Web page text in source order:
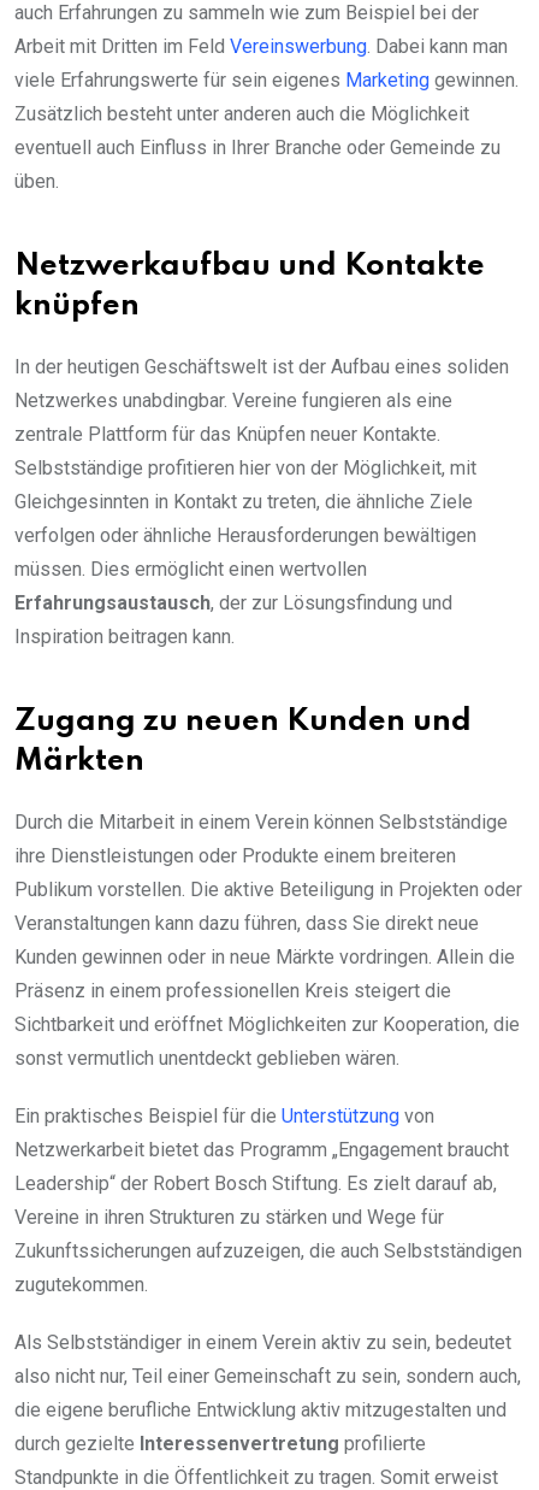
auch Erfahrungen zu sammeln wie zum Beispiel bei der
Arbeit mit Dritten im Feld Vereinswerbung. Dabei kann man
viele Erfahrungswerte für sein eigenes Marketing gewinnen.
Zusätzlich besteht unter anderen auch die Möglichkeit
eventuell auch Einfluss in Ihrer Branche oder Gemeinde zu
üben.
Netzwerkaufbau und Kontakte
knüpfen
In der heutigen Geschäftswelt ist der Aufbau eines soliden
Netzwerkes unabdingbar. Vereine fungieren als eine
zentrale Plattform für das Knüpfen neuer Kontakte.
Selbstständige profitieren hier von der Möglichkeit, mit
Gleichgesinnten in Kontakt zu treten, die ähnliche Ziele
verfolgen oder ähnliche Herausforderungen bewältigen
müssen. Dies ermöglicht einen wertvollen
Erfahrungsaustausch, der zur Lösungsfindung und
Inspiration beitragen kann.
Zugang zu neuen Kunden und
Märkten
Durch die Mitarbeit in einem Verein können Selbstständige
ihre Dienstleistungen oder Produkte einem breiteren
Publikum vorstellen. Die aktive Beteiligung in Projekten oder
Veranstaltungen kann dazu führen, dass Sie direkt neue
Kunden gewinnen oder in neue Märkte vordringen. Allein die
Präsenz in einem professionellen Kreis steigert die
Sichtbarkeit und eröffnet Möglichkeiten zur Kooperation, die
sonst vermutlich unentdeckt geblieben wären.
Ein praktisches Beispiel für die Unterstützung von
Netzwerkarbeit bietet das Programm „Engagement braucht
Leadership“ der Robert Bosch Stiftung. Es zielt darauf ab,
Vereine in ihren Strukturen zu stärken und Wege für
Zukunftssicherungen aufzuzeigen, die auch Selbstständigen
zugutekommen.
Als Selbstständiger in einem Verein aktiv zu sein, bedeutet
also nicht nur, Teil einer Gemeinschaft zu sein, sondern auch,
die eigene berufliche Entwicklung aktiv mitzugestalten und
durch gezielte Interessenvertretung profilierte
Standpunkte in die Öffentlichkeit zu tragen. Somit erweist